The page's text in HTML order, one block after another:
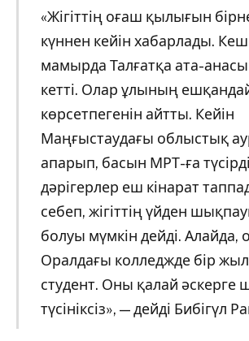
«Жігіттің оғаш қылығын
күннен кейін хабарлады.
мамырда Талғатқа ата-
кетті. Олар ұлының
көрсетпегенін айтты. Кейін
Маңғыстаудағы облыстық
апарып, басын МРТ-ға
дәрігерлер еш кінарат
себеп, жігіттің үйден
болуы мүмкін дейді. Алайда,
Оралдағы колледжде бір
студент. Оны қалай әскерге
түсініксіз», — дейді Бибігүл